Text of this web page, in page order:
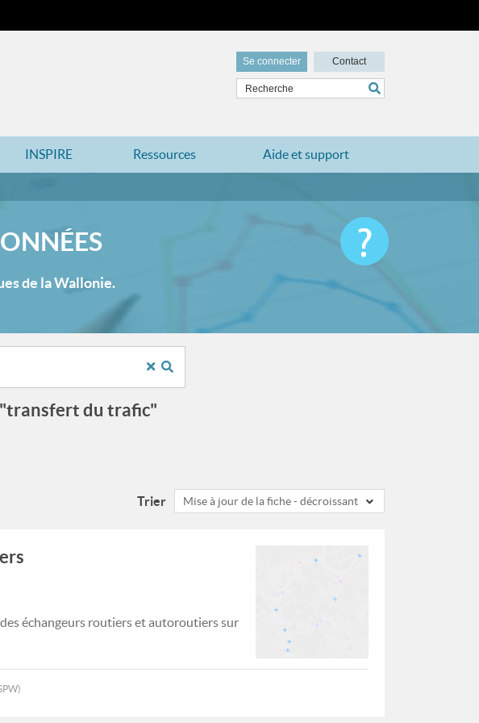
Se connecter Contact
INSPIRE Ressources Aide et support
de la Wallonie.
"transfert du trafic"
Trier Mise à jour de la fiche - décroissant
échangeurs routiers et autoroutiers sur